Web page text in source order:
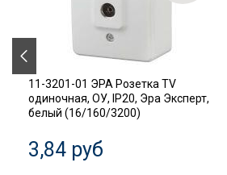
11-3201-01 ЭРА Розетка TV
одиночная, ОУ, IP20, Эра Эксперт,
белый (16/160/3200)
3,84 руб